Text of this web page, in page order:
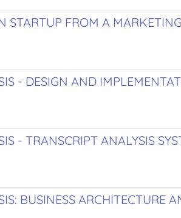
STARTUP FROM A MARKETING
- DESIGN AND
- TRANSCRIPT ANALYSIS
BUSINESS ARCHITECTURE